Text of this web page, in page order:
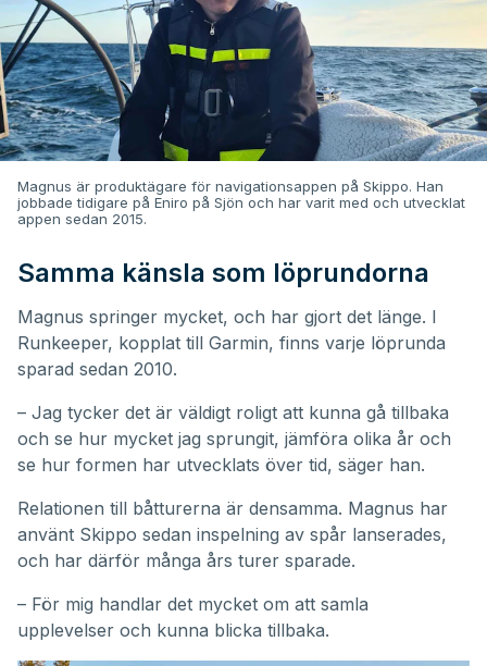
Magnus är produktägare för navigationsappen på Skippo. Han
jobbade tidigare på Eniro på Sjön och har varit med och utvecklat
appen sedan 2015.
Samma känsla som löprundorna
Magnus springer mycket, och har gjort det länge. I
Runkeeper, kopplat till Garmin, finns varje löprunda
sparad sedan 2010.
– Jag tycker det är väldigt roligt att kunna gå tillbaka
och se hur mycket jag sprungit, jämföra olika år och
se hur formen har utvecklats över tid, säger han.
Relationen till båtturerna är densamma. Magnus har
använt Skippo sedan inspelning av spår lanserades,
och har därför många års turer sparade.
– För mig handlar det mycket om att samla
upplevelser och kunna blicka tillbaka.